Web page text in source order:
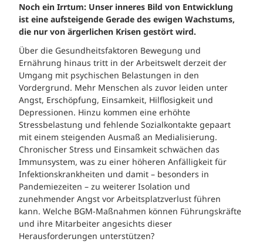
Noch ein Irrtum: Unser inneres Bild von Entwicklung
ist eine aufsteigende Gerade des ewigen Wachstums,
die nur von ärgerlichen Krisen gestört wird.
Über die Gesundheitsfaktoren Bewegung und
Ernährung hinaus tritt in der Arbeitswelt derzeit der
Umgang mit psychischen Belastungen in den
Vordergrund. Mehr Menschen als zuvor leiden unter
Angst, Erschöpfung, Einsamkeit, Hilflosigkeit und
Depressionen. Hinzu kommen eine erhöhte
Stressbelastung und fehlende Sozialkontakte gepaart
mit einem steigenden Ausmaß an Medialisierung.
Chronischer Stress und Einsamkeit schwächen das
Immunsystem, was zu einer höheren Anfälligkeit für
Infektionskrankheiten und damit – besonders in
Pandemiezeiten – zu weiterer Isolation und
zunehmender Angst vor Arbeitsplatzverlust führen
kann. Welche BGM-Maßnahmen können Führungskräfte
und ihre Mitarbeiter angesichts dieser
Herausforderungen unterstützen?